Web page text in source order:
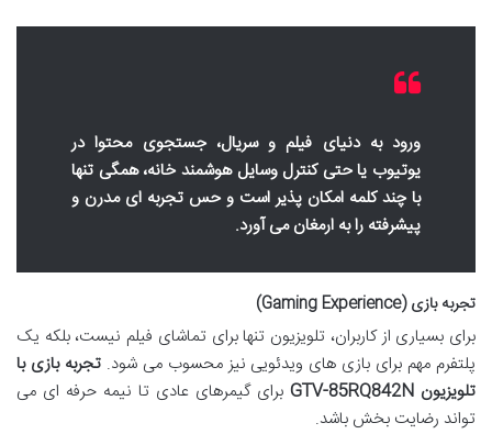
ورود به دنیای فیلم و سریال، جستجوی محتوا در
یوتیوب یا حتی کنترل وسایل هوشمند خانه، همگی تنها
با چند کلمه امکان پذیر است و حس تجربه ای مدرن و
پیشرفته را به ارمغان می آورد.
تجربه بازی (Gaming Experience)
برای بسیاری از کاربران، تلویزیون تنها برای تماشای فیلم نیست، بلکه یک
پلتفرم مهم برای بازی های ویدئویی نیز محسوب می شود.تجربه بازی با
تلویزیون GTV-85RQ842N
برای گیمرهای عادی تا نیمه حرفه ای می
تواند رضایت بخش باشد.